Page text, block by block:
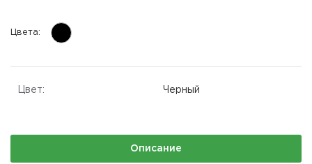
Цвета:
Цвет: Черный
Описание